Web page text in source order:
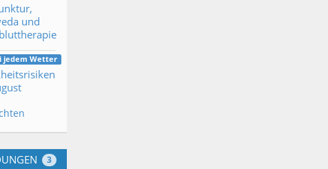
und
jedem Wetter
3